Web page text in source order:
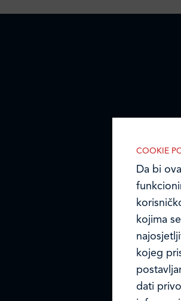
COOKIE
Da bi
kojima
kojeg
dati
IZABERITE